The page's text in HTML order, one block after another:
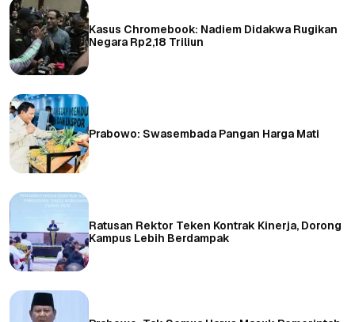
Kasus Chromebook: Nadiem Didakwa Rugikan
Negara Rp2,18 Triliun
Prabowo: Swasembada Pangan Harga Mati
Ratusan Rektor Teken Kontrak Kinerja, Dorong
Kampus Lebih Berdampak